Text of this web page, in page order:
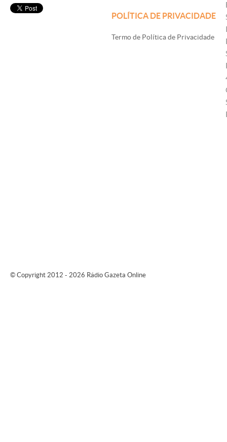
POLÍTICA DE PRIVACIDADE
Termo de Política de Privacidade
© Copyright 2012 - 2026 Rádio Gazeta Online